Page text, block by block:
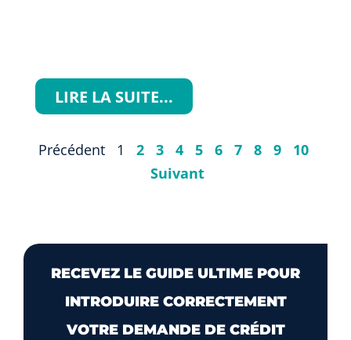
LIRE LA SUITE...
Précédent 1 2 3 4 5 6 7 8 9
10
Suivant
RECEVEZ LE GUIDE ULTIME POUR
INTRODUIRE CORRECTEMENT
VOTRE DEMANDE DE CRÉDIT